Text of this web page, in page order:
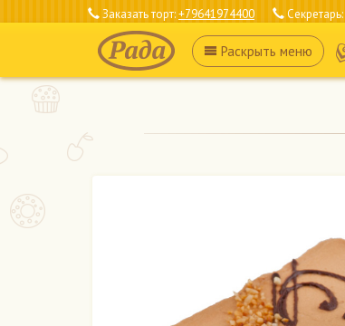
Заказать торт:+79641974400 Секретарь:
Раскрыть меню